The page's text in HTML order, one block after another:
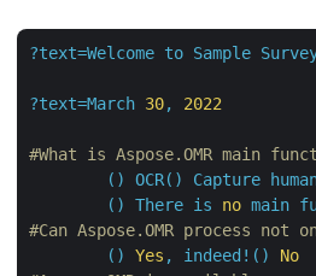
?text=Welcome to Sample
?text=March 30 , 2022
#What is Aspose.OMR main
() OCR() Capture
() There is no main
#Can Aspose.OMR process
() Yes , indeed!() No